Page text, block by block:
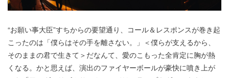
“お願い事大臣”すちからの要望通り、コール＆レスポンスが巻き起
こったのは「僕らはその手を離さない。」＜僕らが支えるから、
そのままの君で生きて＞だなんて、愛のこもった全肯定に胸が熱
くなる。かと思えば、演出のファイヤーボールが豪快に噴き上が